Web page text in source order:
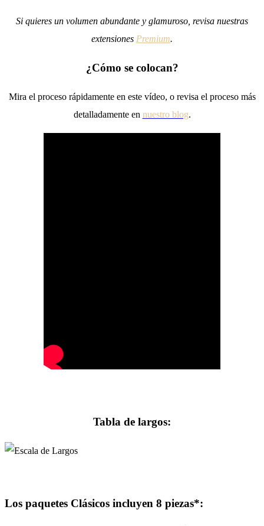
Si quieres un volumen abundante y glamuroso, revisa nuestras
extensiones Premium.
¿Cómo se colocan?
Mira el proceso rápidamente en este vídeo, o revisa el proceso más
detalladamente en nuestro blog.
Tabla de largos:
Los paquetes Clásicos incluyen 8 piezas*: